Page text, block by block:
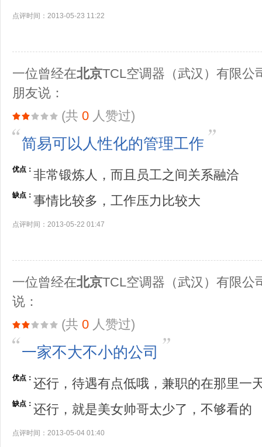
点评时间：2013-05-23 11:22
一位曾经在北京TCL空调器（武汉）有限公
朋友说：
(共 0 人赞过)
简易可以人性化的管理工作
优点： 非常锻炼人，而且员工之间关系融洽
缺点： 事情比较多，工作压力比较大
点评时间：2013-05-22 01:47
一位曾经在北京TCL空调器（武汉）有限公
说：
(共 0 人赞过)
一家不大不小的公司
优点： 还行，待遇有点低哦，兼职的在那里一
缺点： 还行，就是美女帅哥太少了，不够看的
点评时间：2013-05-04 01:40